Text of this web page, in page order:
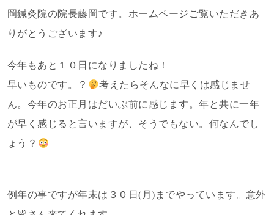
岡鍼灸院の院長藤岡です。ホームページご覧いただきあ
りがとうございます♪
今年もあと１０日になりましたね！
早いものです。？
考えたらそんなに早くは感じませ
ん。今年のお正月はだいぶ前に感じます。年と共に一年
が早く感じると言いますが、そうでもない。何なんでし
ょう？
例年の事ですが年末は３０日(月)までやっています。意外